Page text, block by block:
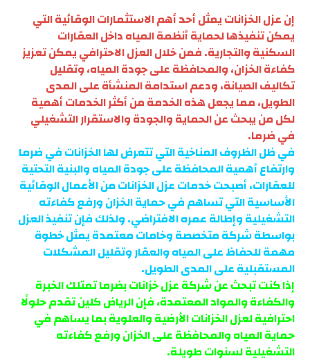
إن عزل الخزانات يمثل أحد أهم الاستثمارات الوقائية التي
يمكن تنفيذها لحماية أنظمة المياه داخل العقارات
السكنية والتجارية. فمن خلال العزل الاحترافي يمكن تعزيز
كفاءة الخزان، والمحافظة على جودة المياه، وتقليل
تكاليف الصيانة، ودعم استدامة المنشأة على المدى
الطويل، مما يجعل هذه الخدمة من أكثر الخدمات أهمية
لكل من يبحث عن الحماية والجودة والاستقرار التشغيلي
في ضرما.
في ظل الظروف المناخية التي تتعرض لها الخزانات في ضرما
وارتفاع أهمية المحافظة على جودة المياه والبنية التحتية
للعقارات، أصبحت خدمات عزل الخزانات من الأعمال الوقائية
الأساسية التي تساهم في حماية الخزان ورفع كفاءته
التشغيلية وإطالة عمره الافتراضي. ولذلك فإن تنفيذ العزل
بواسطة شركة متخصصة وخامات معتمدة يمثل خطوة
مهمة للحفاظ على المياه والعقار وتقليل المشكلات
المستقبلية على المدى الطويل.
إذا كنت تبحث عن شركة عزل خزانات بضرما تمتلك الخبرة
والكفاءة والمواد المعتمدة، فإن الرياض كلين تقدم حلولًا
احترافية لعزل الخزانات الأرضية والعلوية بما يساهم في
حماية المياه والمحافظة على الخزان ورفع كفاءته
التشغيلية لسنوات طويلة.